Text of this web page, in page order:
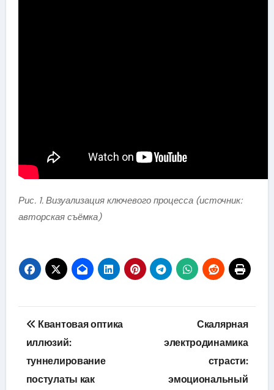
Рис. 1. Визуализация ключевого процесса (источник:
авторская съёмка)
Навигация
по
записям
Квантовая оптика
иллюзий:
туннелирование
постулаты как
Скалярная
электродинамика
страсти:
эмоциональный